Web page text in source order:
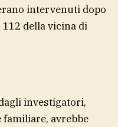
intervenuti dopo
della vicina di
investigatori,
familiare, avrebbe